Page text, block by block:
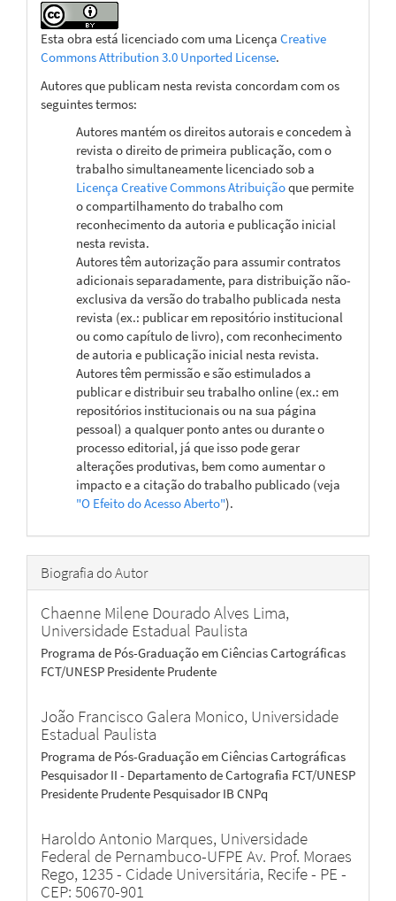
Esta obra está licenciado com uma Licença Creative
Commons Attribution 3.0 Unported License.
Autores que publicam nesta revista concordam com os
seguintes termos:
Autores mantém os direitos autorais e concedem à
revista o direito de primeira publicação, com o
trabalho simultaneamente licenciado sob a
Licença Creative Commons Atribuiçãoque permite
o compartilhamento do trabalho com
reconhecimento da autoria e publicação inicial
nesta revista.
Autores têm autorização para assumir contratos
adicionais separadamente, para distribuição não-
exclusiva da versão do trabalho publicada nesta
revista (ex.: publicar em repositório institucional
ou como capítulo de livro), com reconhecimento
de autoria e publicação inicial nesta revista.
Autores têm permissão e são estimulados a
publicar e distribuir seu trabalho online (ex.: em
repositórios institucionais ou na sua página
pessoal) a qualquer ponto antes ou durante o
processo editorial, já que isso pode gerar
alterações produtivas, bem como aumentar o
impacto e a citação do trabalho publicado (veja
"O Efeito do Acesso Aberto").
Biografia do Autor
Chaenne Milene Dourado Alves Lima,
Universidade Estadual Paulista
Programa de Pós-Graduação em Ciências Cartográficas
FCT/UNESP Presidente Prudente
João Francisco Galera Monico, Universidade
Estadual Paulista
Programa de Pós-Graduação em Ciências Cartográficas
Pesquisador II - Departamento de Cartografia FCT/UNESP
Presidente Prudente Pesquisador IB CNPq
Haroldo Antonio Marques, Universidade
Federal de Pernambuco-UFPE Av. Prof. Moraes
Rego, 1235 - Cidade Universitária, Recife - PE -
CEP: 50670-901